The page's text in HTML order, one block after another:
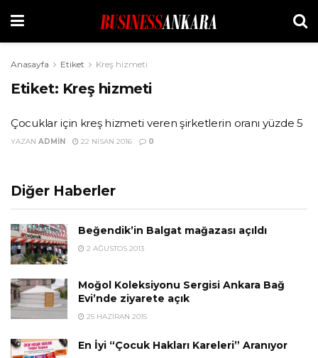
Anasayfa Etiket Kreş hizmeti
Etiket: Kreş hizmeti
Çocuklar için kreş hizmeti veren şirketlerin oranı yüzde 5
YAZAN ADMIN 22 NISAN 2016 0
Diğer Haberler
Beğendik’in Balgat mağazası açıldı
2 AĞUSTOS 2013
Moğol Koleksiyonu Sergisi Ankara Bağ
Evi’nde ziyarete açık
25 HAZIRAN 2015
En İyi “Çocuk Hakları Kareleri” Aranıyor